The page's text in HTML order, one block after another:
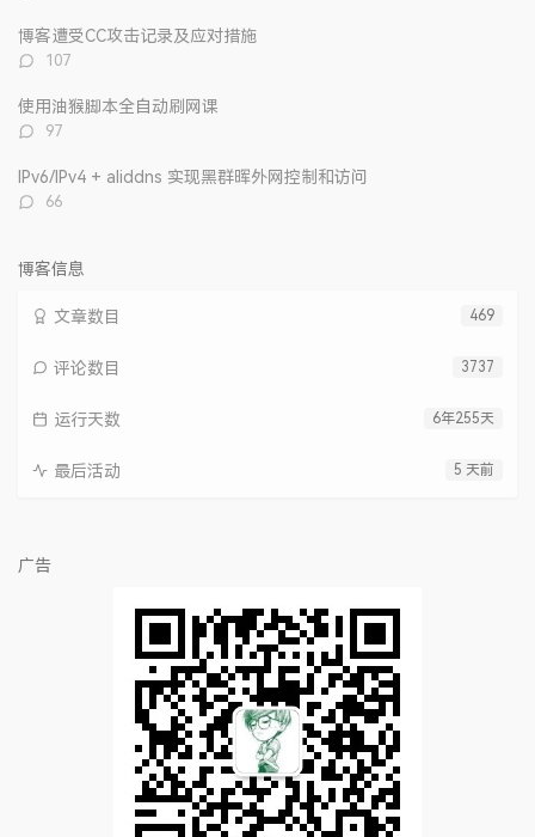
数：
博客遭受CC攻击记录及应对措施
评
数：
107
使用油猴脚本全自动刷网课
评
数：
97
IPv6/IPv4 + aliddns 实现黑群晖外网控制和访问
评
66
博客信息
469
文章数目
3737
评论数目
6年255天
运行天数
5 天前
最后活动
广告